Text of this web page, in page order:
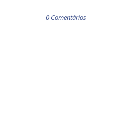
0 Comentários